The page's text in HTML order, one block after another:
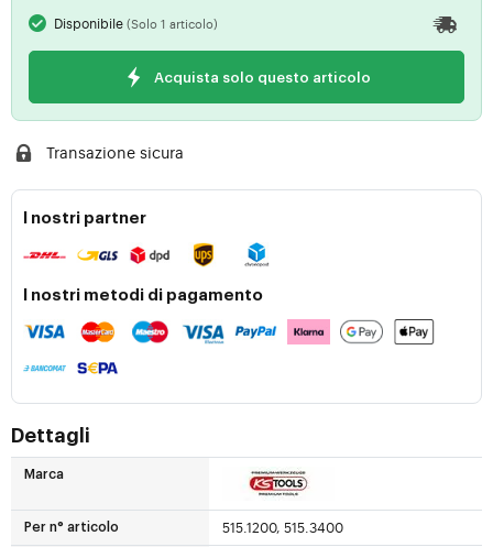
Disponibile(Solo 1 articolo)
Acquista solo questo articolo
Transazione sicura
I nostri partner
I nostri metodi di pagamento
Dettagli
Marca
Per n° articolo 515.1200, 515.3400